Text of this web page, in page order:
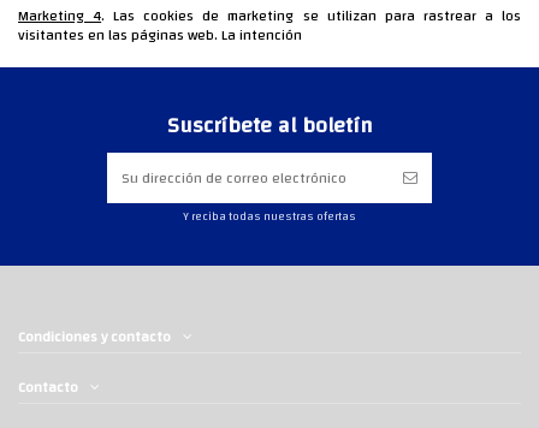
Marketing 4. Las cookies de marketing se utilizan para rastrear a los
visitantes en las páginas web. La intención
Suscríbete al boletín
Y reciba todas nuestras ofertas
Condiciones y contacto
Contacto